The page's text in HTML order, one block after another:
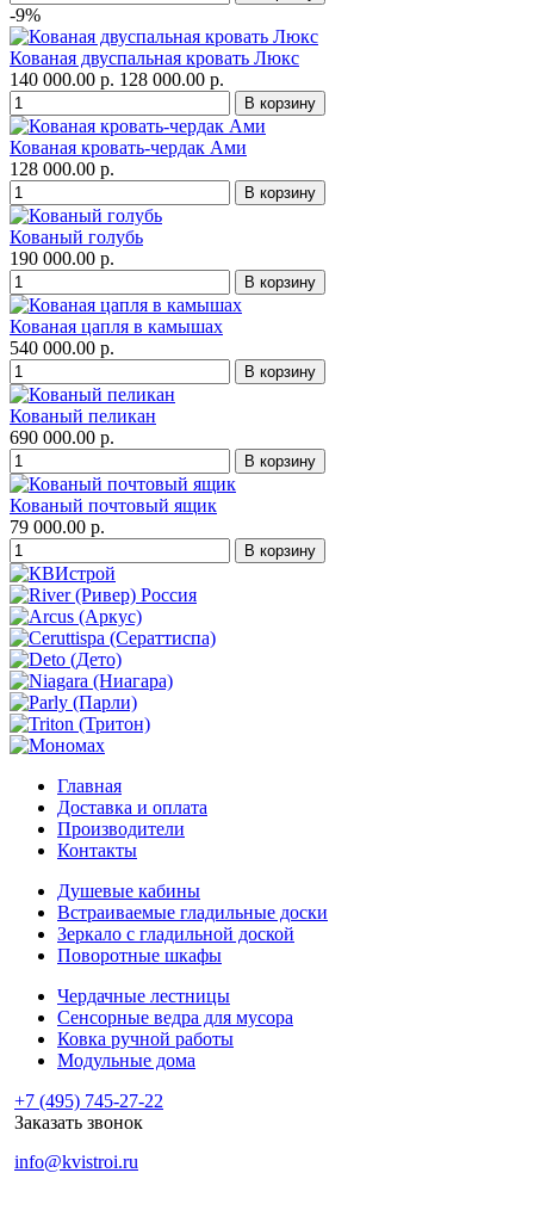
-9%
Кованая двуспальная кровать Люкс
140 000.00 р. 128 000.00 р.
Кованая кровать-чердак Ами
128 000.00 р.
Кованый голубь
190 000.00 р.
Кованая цапля в камышах
540 000.00 р.
Кованый пеликан
690 000.00 р.
Кованый почтовый ящик
79 000.00 р.
Главная
Доставка и оплата
Производители
Контакты
Душевые кабины
Встраиваемые гладильные доски
Зеркало с гладильной доской
Поворотные шкафы
Чердачные лестницы
Сенсорные ведра для мусора
Ковка ручной работы
Модульные дома
+7 (495) 745-27-22
Заказать звонок
info@kvistroi.ru